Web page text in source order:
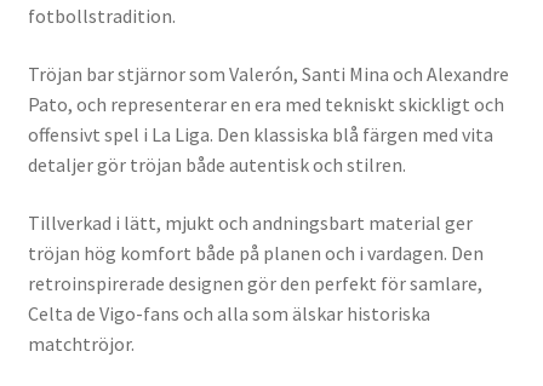
fotbollstradition.
Tröjan bar stjärnor som Valerón, Santi Mina och Alexandre
Pato, och representerar en era med tekniskt skickligt och
offensivt spel i La Liga. Den klassiska blå färgen med vita
detaljer gör tröjan både autentisk och stilren.
Tillverkad i lätt, mjukt och andningsbart material ger
tröjan hög komfort både på planen och i vardagen. Den
retroinspirerade designen gör den perfekt för samlare,
Celta de Vigo-fans och alla som älskar historiska
matchtröjor.